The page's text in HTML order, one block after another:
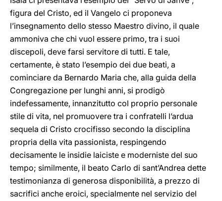
figura del Cristo, ed il Vangelo ci proponeva
l’insegnamento dello stesso Maestro divino, il quale
ammoniva che chi vuol essere primo, tra i suoi
discepoli, deve farsi servitore di tutti. E tale,
certamente, è stato l’esempio dei due beati, a
cominciare da Bernardo Maria che, alla guida della
Congregazione per lunghi anni, si prodigò
indefessamente, innanzitutto col proprio personale
stile di vita, nel promuovere tra i confratelli l’ardua
sequela di Cristo crocifisso secondo la disciplina
propria della vita passionista, respingendo
decisamente le insidie laiciste e moderniste del suo
tempo; similmente, il beato Carlo di sant’Andrea dette
testimonianza di generosa disponibilità, a prezzo di
sacrifici anche eroici, specialmente nel servizio del